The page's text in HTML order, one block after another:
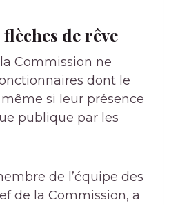
de rêve
Commission ne
dont le
si leur présence
publique par les
de l’équipe des
de la Commission, a